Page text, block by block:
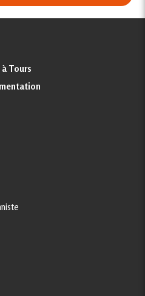
Tours